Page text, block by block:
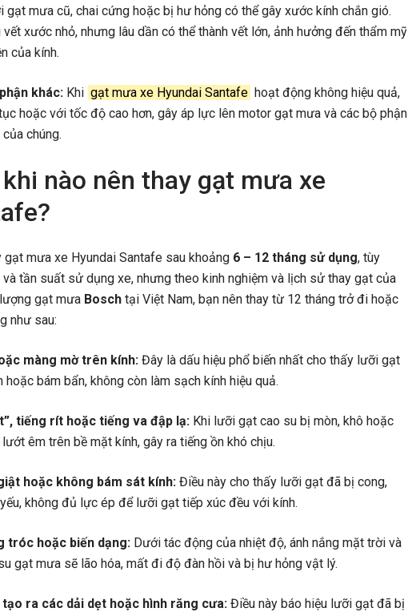
gạt mưa cũ, chai cứng hoặc bị hư hỏng có thể gây xước kính chắn gió.
xước nhỏ, nhưng lâu dần có thể thành vết lớn, ảnh hưởng đến thẩm mỹ
của kính.
khác: Khi gạt mưa xe Hyundai Santafe hoạt động không hiệu quả,
hoặc với tốc độ cao hơn, gây áp lực lên motor gạt mưa và các bộ phận
chúng.
nào nên thay gạt mưa xe
gạt mưa xe Hyundai Santafe sau khoảng 6 – 12 tháng sử dụng, tùy
tần suất sử dụng xe, nhưng theo kinh nghiệm và lịch sử thay gạt của
gạt mưa Bosch tại Việt Nam, bạn nên thay từ 12 tháng trở đi hoặc
như sau:
màng mờ trên kính: Đây là dấu hiệu phổ biến nhất cho thấy lưỡi gạt
bám bẩn, không còn làm sạch kính hiệu quả.
tiếng rít hoặc tiếng va đập lạ: Khi lưỡi gạt cao su bị mòn, khô hoặc
êm trên bề mặt kính, gây ra tiếng ồn khó chịu.
hoặc không bám sát kính: Điều này cho thấy lưỡi gạt đã bị cong,
không đủ lực ép để lưỡi gạt tiếp xúc đều với kính.
tróc hoặc biến dạng: Dưới tác động của nhiệt độ, ánh nắng mặt trời và
gạt mưa sẽ lão hóa, mất đi độ đàn hồi và bị hư hỏng vật lý.
ra các dải dẹt hoặc hình răng cưa: Điều này báo hiệu lưỡi gạt đã bị